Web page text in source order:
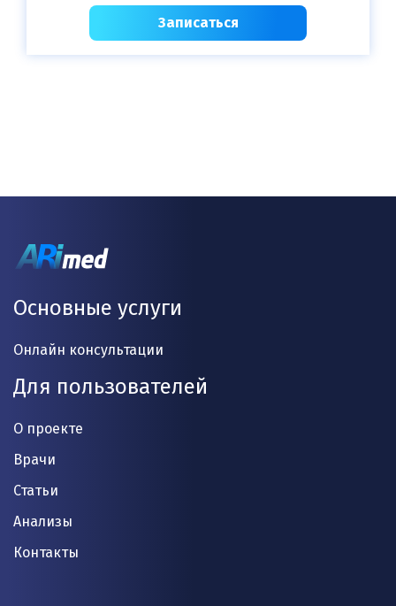
Записаться
Основные услуги
Онлайн консультации
Для пользователей
О проекте
Врачи
Статьи
Анализы
Контакты